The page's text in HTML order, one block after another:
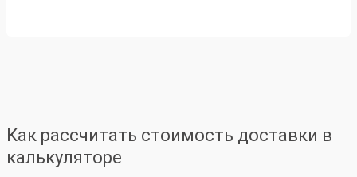
Как рассчитать стоимость доставки в
калькуляторе